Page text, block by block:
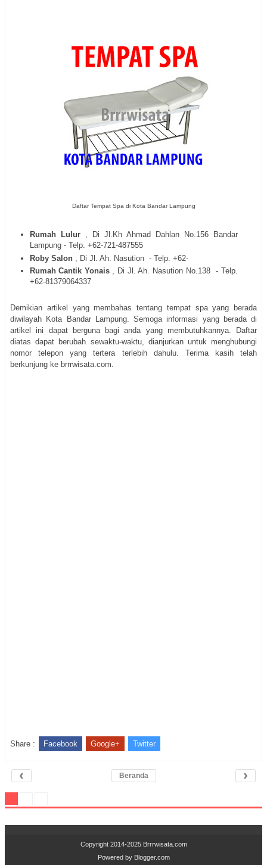
Daftar Tempat Spa di Kota Bandar Lampung
Rumah Lulur , Di Jl.Kh Ahmad Dahlan No.156 Bandar
Lampung - Telp. +62-721-487555
Roby Salon
, Di Jl. Ah. Nasution - Telp. +62-
Rumah Cantik Yonais
, Di Jl. Ah. Nasution No.138
- Telp.
+62-81379064337
Demikian artikel yang membahas tentang tempat spa yang berada
diwilayah Kota Bandar Lampung. Semoga informasi yang berada di
artikel ini dapat berguna bagi anda yang membutuhkannya. Daftar
diatas dapat berubah sewaktu-waktu, dianjurkan untuk menghubungi
nomor telepon yang tertera terlebih dahulu. Terima kasih telah
berkunjung ke brrrwisata.com.
Share : Facebook Google+ Twitter
‹ ›
Beranda
Copyright 2014-2025 Brrrwisata.com
Powered by Blogger.com